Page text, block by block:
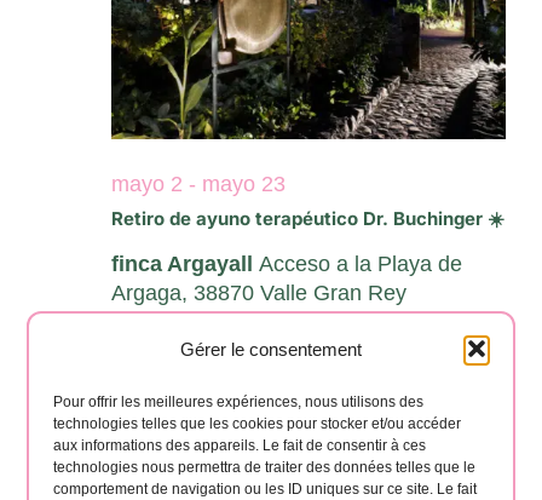
Gérer le consentement
Pour offrir les meilleures expériences, nous utilisons des
technologies telles que les cookies pour stocker et/ou accéder
aux informations des appareils. Le fait de consentir à ces
technologies nous permettra de traiter des données telles que le
comportement de navigation ou les ID uniques sur ce site. Le fait
Retiro de ayuno terapéutico Dr. Buchinger ☀️
mayo 2 - mayo 23
finca Argayall Acceso a la Playa de
Argaga, 38870 Valle Gran Rey
Día anterior Siguiente día
Suscribirse al calendario